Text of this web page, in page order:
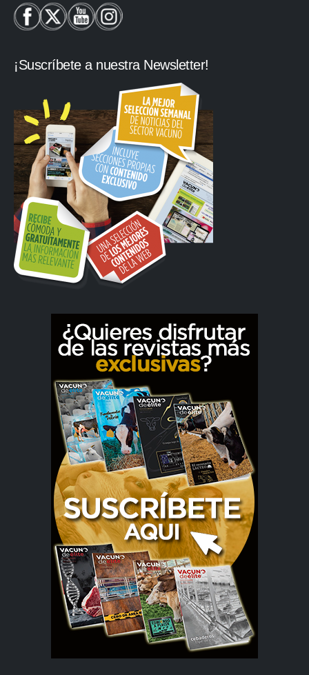
¡Suscríbete a nuestra Newsletter!